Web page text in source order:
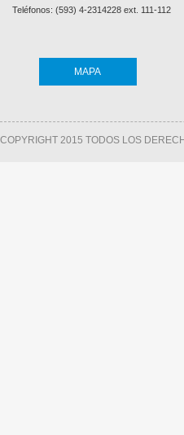
Teléfonos: (593) 4-2314228 ext. 111-112
MAPA
COPYRIGHT 2015 TODOS LOS